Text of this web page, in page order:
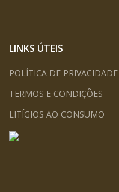
LINKS ÚTEIS
POLÍTICA DE PRIVACIDADE
TERMOS E CONDIÇÕES
LITÍGIOS AO CONSUMO